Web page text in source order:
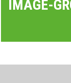
IMAGE-